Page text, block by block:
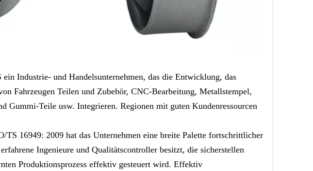
Industrie- und Handelsunternehmen, das die Entwicklung, das
Fahrzeugen Teilen und Zubehör, CNC-Bearbeitung, Metallstempel,
Gummi-Teile usw. Integrieren. Regionen mit guten Kundenressourcen
16949: 2009 hat das Unternehmen eine breite Palette fortschrittlicher
Ingenieure und Qualitätscontroller besitzt, die sicherstellen
Produktionsprozess effektiv gesteuert wird. Effektiv